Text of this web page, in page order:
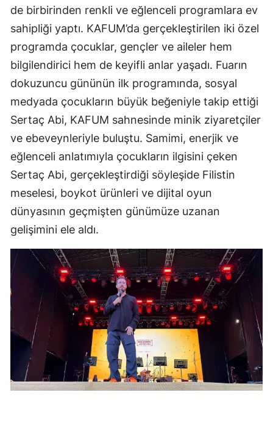
de birbirinden renkli ve eğlenceli programlara ev
sahipliği yaptı. KAFUM’da gerçekleştirilen iki özel
programda çocuklar, gençler ve aileler hem
bilgilendirici hem de keyifli anlar yaşadı. Fuarın
dokuzuncu gününün ilk programında, sosyal
medyada çocukların büyük beğeniyle takip ettiği
Sertaç Abi, KAFUM sahnesinde minik ziyaretçiler
ve ebeveynleriyle buluştu. Samimi, enerjik ve
eğlenceli anlatımıyla çocukların ilgisini çeken
Sertaç Abi, gerçekleştirdiği söyleşide Filistin
meselesi, boykot ürünleri ve dijital oyun
dünyasının geçmişten günümüze uzanan
gelişimini ele aldı.